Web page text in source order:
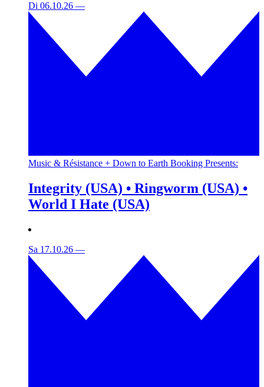
Di 06.10.26 —
Music & Résistance + Down to Earth Booking Presents:
Integrity (USA) • Ringworm (USA) •
World I Hate (USA)
Sa 17.10.26 —